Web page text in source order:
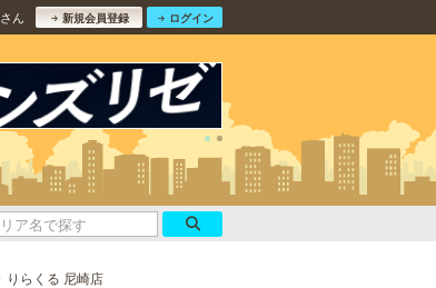
さん 新規会員登録 ログイン
りらくる 尼崎店